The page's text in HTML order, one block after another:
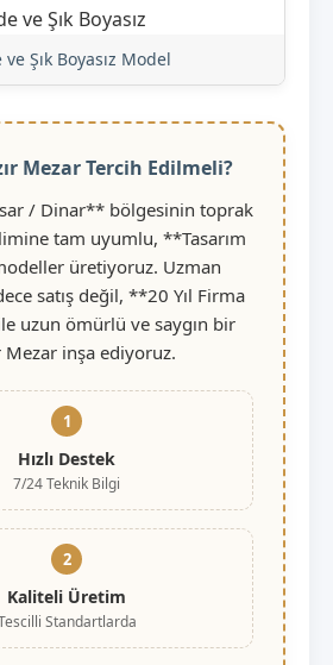
ve Şık Boyasız Model
Mezar Tercih Edilmeli?
/ Dinar** bölgesinin toprak
tam uyumlu, **Tasarım
üretiyoruz. Uzman
satış değil, **20 Yıl Firma
uzun ömürlü ve saygın bir
Mezar inşa ediyoruz.
1
Hızlı Destek
7/24 Teknik Bilgi
2
Kaliteli Üretim
Standartlarda